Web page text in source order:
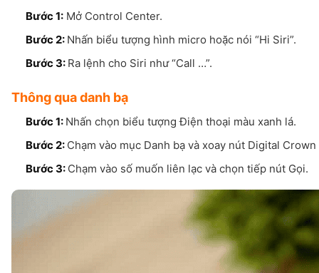
Bước 1: Mở Control Center.
Bước 2: Nhấn biểu tượng hình micro hoặc nói “Hi Siri”.
Bước 3: Ra lệnh cho Siri như “Call …”.
Thông qua danh bạ
Bước 1: Nhấn chọn biểu tượng Điện thoại màu xanh lá.
Bước 2: Chạm vào mục Danh bạ và xoay nút Digital
Bước 3: Chạm vào số muốn liên lạc và chọn tiếp nút Gọi.